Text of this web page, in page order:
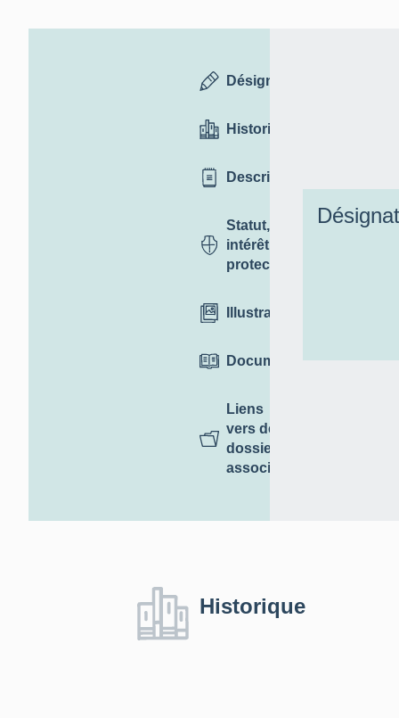
Désignation
Historique
Description
Statut,
intérêt et
protection
Illustrations
Documentation
Liens
vers des
dossiers
associés
Historique